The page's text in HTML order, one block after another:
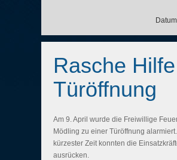
Rasche
Türöffnung
Am 9. April wurde die Freiwillige
Mödling zu einer Türöffnung
kürzester Zeit konnten die
ausrücken.